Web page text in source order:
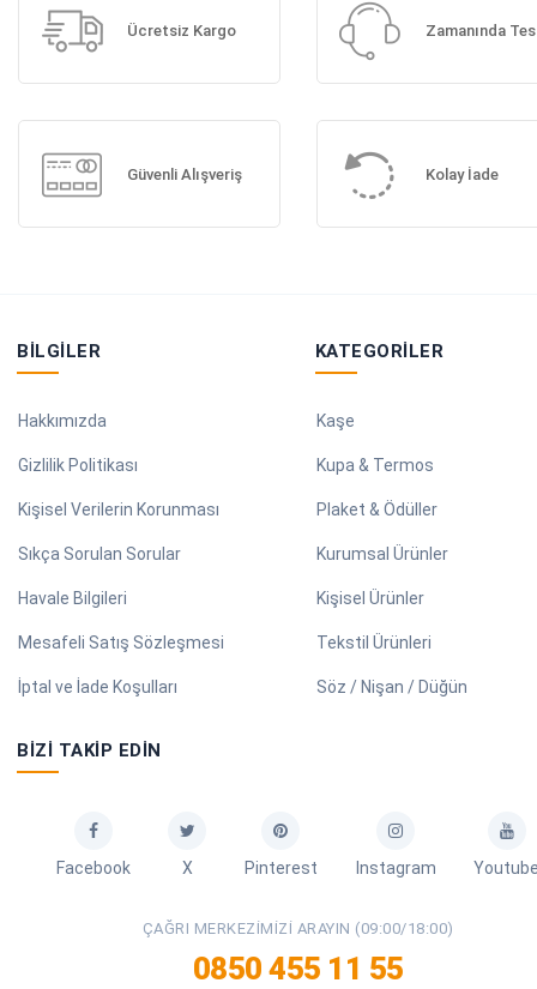
Ücretsiz Kargo Zamanında
Güvenli Alışveriş Kolay İade
BILGILER
Hakkımızda
Gizlilik Politikası
Kişisel Verilerin Korunması
Sıkça Sorulan Sorular
Havale Bilgileri
Mesafeli Satış Sözleşmesi
İptal ve İade Koşulları
KATEGORILER
Kaşe
Kupa & Termos
Plaket & Ödüller
Kurumsal Ürünler
Kişisel Ürünler
Tekstil Ürünleri
Söz / Nişan / Düğün
BIZI TAKIP EDIN
Facebook X Pinterest Instagram
ÇAĞRI MERKEZIMIZI ARAYIN (09:00/18:00)
0850 455 11 55